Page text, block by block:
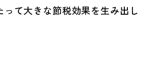
って大きな節税効果を生み出し